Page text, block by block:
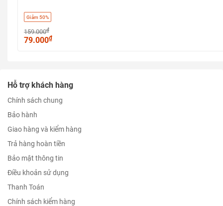
Giảm 50%
159.000₫
79.000₫
Hỗ trợ khách hàng
Chính sách chung
Bảo hành
Giao hàng và kiểm hàng
Trả hàng hoàn tiền
Bảo mật thông tin
Điều khoản sử dụng
Thanh Toán
Chính sách kiểm hàng